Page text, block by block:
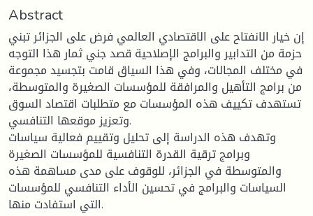
Abstract
إن خيار الانفتاح على الاقتصادي العالمي فرض على الجزائر تبني
حزمة من التدابير والبرامج الإصلاحية قصد جني ثمار هذا التوجه
في مختلف المجالات، وفي هذا السياق قامت بتجسيد مجموعة
من برامج التأهيل والمرافقة للمؤسسات الصغيرة والمتوسطة،
تستهدف تكييف هذه المؤسسات مع متطلبات اقتصاد السوق
وتعزيز موقعها التنافسي.
وتهدف هذه الدراسة إلى تحليل وتقييم فعالية سياسات
وبرامج ترقية القدرة التنافسية للمؤسسات الصغيرة
والمتوسطة في الجزائر، للوقوف على مدى مساهمة هذه
السياسات والبرامج في تحسين الأداء التنافسي للمؤسسات
التي استفادت منها.